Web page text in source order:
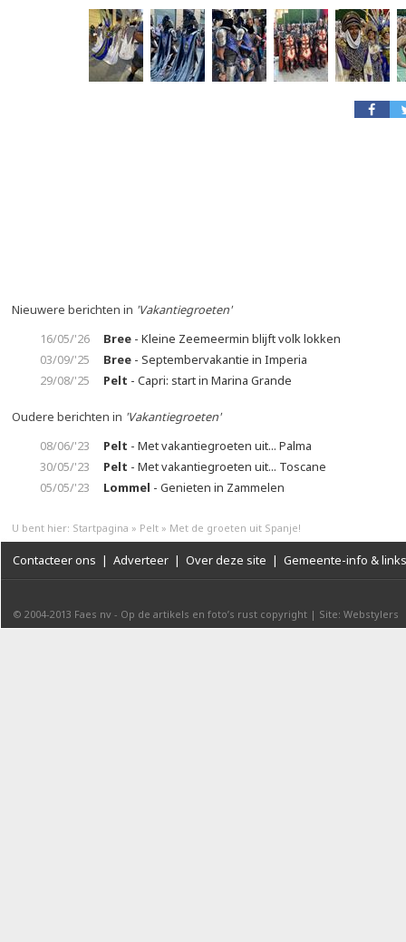
Nieuwere berichten in 'Vakantiegroeten'
16/05/'26
Bree - Kleine Zeemeermin blijft volk lokken
03/09/'25
Bree - Septembervakantie in Imperia
29/08/'25
Pelt - Capri: start in Marina Grande
Oudere berichten in 'Vakantiegroeten'
08/06/'23
Pelt - Met vakantiegroeten uit... Palma
30/05/'23
Pelt - Met vakantiegroeten uit... Toscane
05/05/'23
Lommel - Genieten in Zammelen
U bent hier: Startpagina » Pelt » Met de groeten uit Spanje!
Contacteer ons | Adverteer | Over deze site | Gemeente-info & links
© 2004-2013 Faes nv - Op de artikels en foto’s rust copyright | Site: Webstylers